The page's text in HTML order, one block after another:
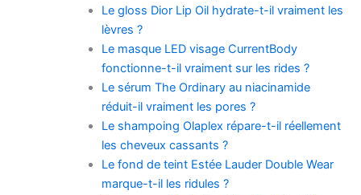
Le gloss Dior Lip Oil hydrate-t-il vraiment les
lèvres ?
Le masque LED visage CurrentBody
fonctionne-t-il vraiment sur les rides ?
Le sérum The Ordinary au niacinamide
réduit-il vraiment les pores ?
Le shampoing Olaplex répare-t-il réellement
les cheveux cassants ?
Le fond de teint Estée Lauder Double Wear
marque-t-il les ridules ?